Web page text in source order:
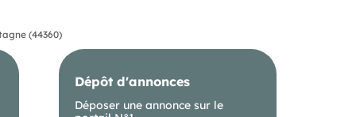
(44360)
Dépôt d'annonces
Déposer une annonce sur le